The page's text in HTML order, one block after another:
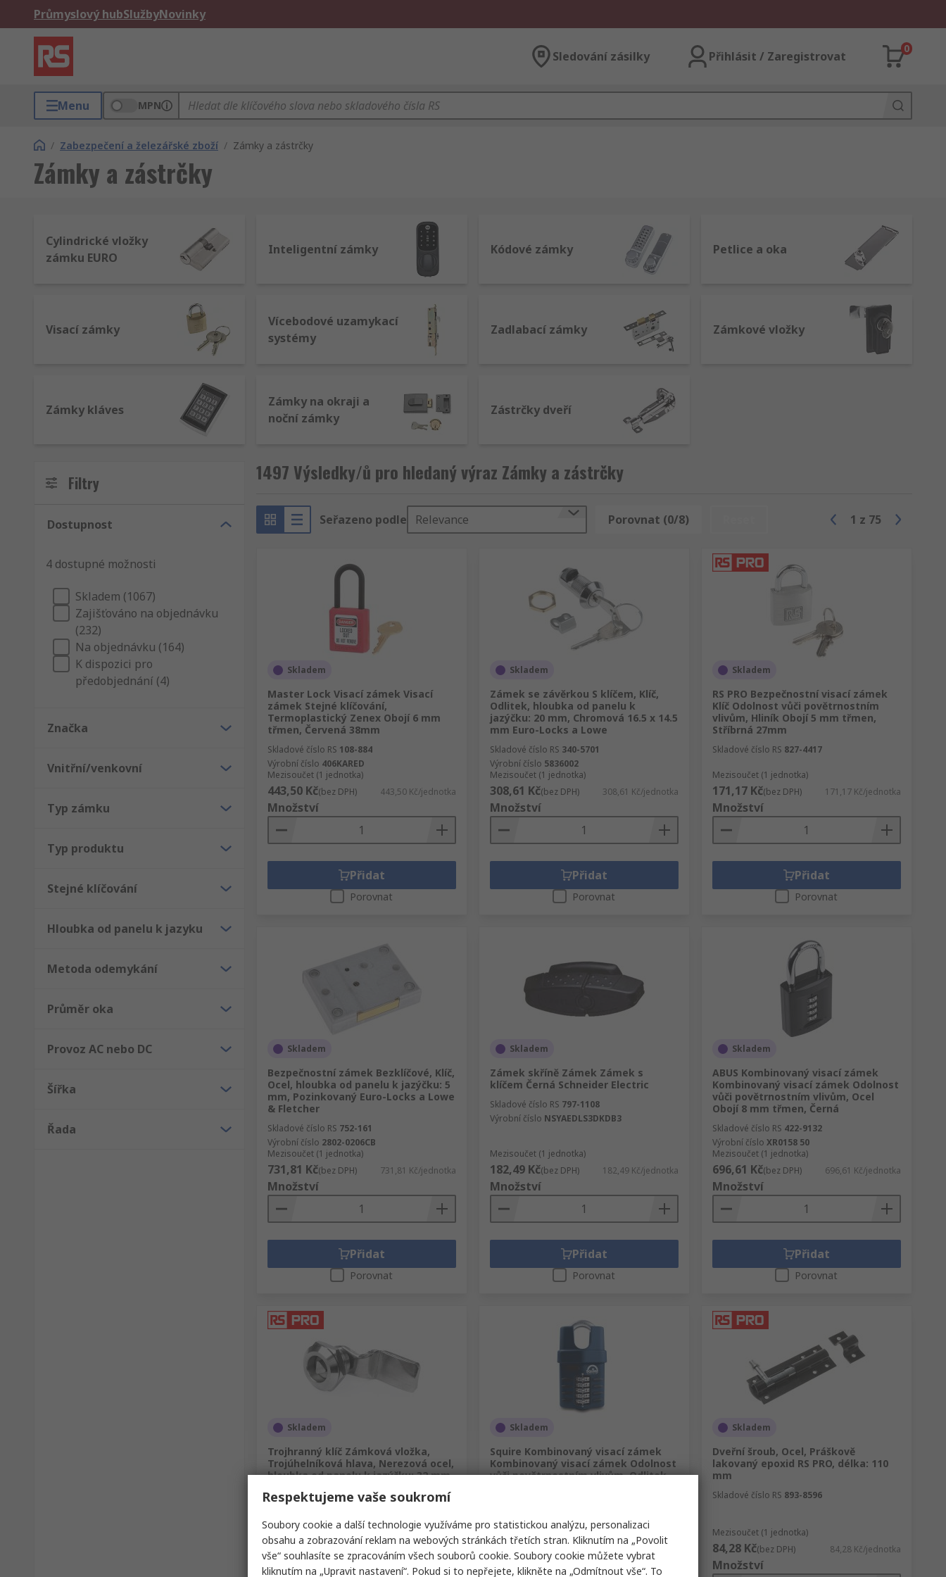
Průmyslový hubSlužbyNovinky
Sledování zásilky Přihlásit / Zaregistrovat
0
Menu MPN
/ Zabezpečení a železářské zboží / Zámky a zástrčky
Zámky a zástrčky
Cylindrické vložky
zámku EURO
Inteligentní zámky Kódové zámky Petlice a oka
Visací zámky
Vícebodové uzamykací
systémy
Zadlabací zámky Zámkové vložky
Zámky kláves
Zámky na okraji a
noční zámky
Zástrčky dveří
Filtry
Dostupnost
4 dostupné možnosti
Skladem (1067)
Zajišťováno na objednávku
(232)
Na objednávku (164)
K dispozici pro
předobjednání (4)
Značka
Vnitřní/venkovní
Typ zámku
Typ produktu
Stejné klíčování
Hloubka od panelu k jazyku
Metoda odemykání
Průměr oka
Provoz AC nebo DC
Šířka
Řada
1497 Výsledky/ů pro hledaný výraz Zámky a zástrčky
Seřazeno podle Relevance Porovnat (0/8) 1 z 75
Skladem
Master Lock Visací zámek Visací
zámek Stejné klíčování,
Termoplastický Zenex Obojí 6 mm
třmen, Červená 38mm
Skladové číslo RS 108-884
Výrobní číslo 406KARED
Mezisoučet (1 jednotka)
443,50 Kč(bez DPH) 443,50 Kč/jednotka
Množství
Přidat
Porovnat
Skladem
Zámek se závěrkou S klíčem, Klíč,
Odlitek, hloubka od panelu k
jazýčku: 20 mm, Chromová 16.5 x 14.5
mm Euro-Locks a Lowe
Skladové číslo RS 340-5701
Výrobní číslo 5836002
Mezisoučet (1 jednotka)
308,61 Kč(bez DPH) 308,61 Kč/jednotka
Množství
Přidat
Porovnat
Skladem
RS PRO Bezpečnostní visací zámek
Klíč Odolnost vůči povětrnostním
vlivům, Hliník Obojí 5 mm třmen,
Stříbrná 27mm
Skladové číslo RS 827-4417
Mezisoučet (1 jednotka)
171,17 Kč(bez DPH) 171,17 Kč/jednotka
Množství
Přidat
Porovnat
Skladem
Bezpečnostní zámek Bezklíčové, Klíč,
Ocel, hloubka od panelu k jazýčku: 5
mm, Pozinkovaný Euro-Locks a Lowe
& Fletcher
Skladové číslo RS 752-161
Výrobní číslo 2802-0206CB
Mezisoučet (1 jednotka)
731,81 Kč(bez DPH) 731,81 Kč/jednotka
Množství
Přidat
Porovnat
Skladem
Zámek skříně Zámek Zámek s
klíčem Černá Schneider Electric
Skladové číslo RS 797-1108
Výrobní číslo NSYAEDLS3DKDB3
Mezisoučet (1 jednotka)
182,49 Kč(bez DPH) 182,49 Kč/jednotka
Množství
Přidat
Porovnat
Skladem
ABUS Kombinovaný visací zámek
Kombinovaný visací zámek Odolnost
vůči povětrnostním vlivům, Ocel
Obojí 8 mm třmen, Černá
Skladové číslo RS 422-9132
Výrobní číslo XR0158 50
Mezisoučet (1 jednotka)
696,61 Kč(bez DPH) 696,61 Kč/jednotka
Množství
Přidat
Porovnat
Skladem
Trojhranný klíč Zámková vložka,
Trojúhelníková hlava, Nerezová ocel,
hloubka od panelu k jazýčku: 32 mm,
Skladové číslo RS
Mezisoučet (1 jednotka)
627,38 Kč(bez DPH) 627,38 Kč/jednotka
Množství
Skladem
Squire Kombinovaný visací zámek
Kombinovaný visací zámek Odolnost
vůči povětrnostním vlivům, Odlitek
Výrobní číslo RS CP60CS
Mezisoučet (1 jednotka)
2 063,60 Kč (bez DPH) 2 063,60 Kč/jednotka
Množství
Skladem
Dveřní šroub, Ocel, Práškově
lakovaný epoxid RS PRO, délka: 110
mm
Skladové číslo RS 893-8596
Mezisoučet (1 jednotka)
84,28 Kč(bez DPH) 84,28 Kč/jednotka
Množství
Respektujeme vaše soukromí
Soubory cookie a další technologie využíváme pro statistickou analýzu, personalizaci
obsahu a zobrazování reklam na webových stránkách třetích stran. Kliknutím na „Povolit
vše“ souhlasíte se zpracováním všech souborů cookie. Soubory cookie můžete vybrat
kliknutím na „Upravit nastavení“. Pokud si to nepřejete, klikněte na „Odmítnout vše“. To